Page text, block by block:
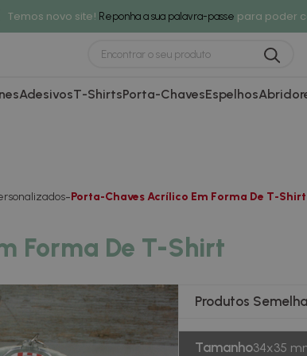
Temos novo site! Reponha a sua palavra-passe para poder
AdesivosT-ShirtsPorta-ChavesEspelhos
Porta-Chaves Acrílico Em Forma De T-Shirt
Forma De T-Shirt
Produtos
Tamanho34x35